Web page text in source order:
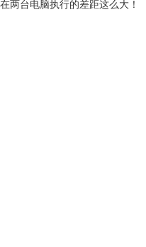
两台电脑执行的差距这么大！